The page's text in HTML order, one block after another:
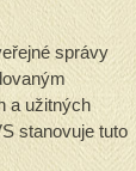
správy
a užitných
stanovuje tuto